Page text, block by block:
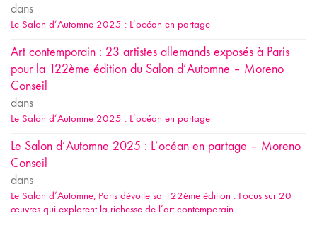
dans
Le Salon d’Automne 2025 : L’océan en partage
Art contemporain : 23 artistes allemands exposés à Paris
pour la 122ème édition du Salon d’Automne – Moreno
Conseil
dans
Le Salon d’Automne 2025 : L’océan en partage
Le Salon d’Automne 2025 : L’océan en partage – Moreno
Conseil
dans
Le Salon d’Automne, Paris dévoile sa 122ème édition : Focus sur 20
œuvres qui explorent la richesse de l’art contemporain